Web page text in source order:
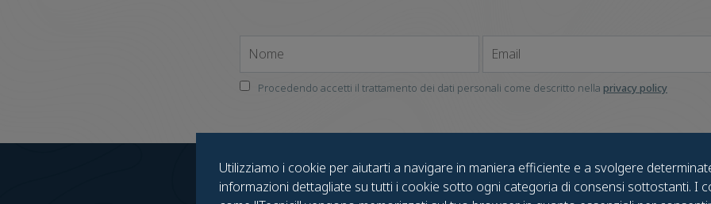
Procedendo accetti il trattamento dei dati personali come descritto nella privacy policy
Utilizziamo i cookie per aiutarti a navigare in maniera efficiente e a svolgere
informazioni dettagliate su tutti i cookie sotto ogni categoria di consensi sottostanti. I